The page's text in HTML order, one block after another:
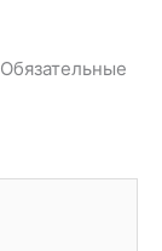
Обязательные